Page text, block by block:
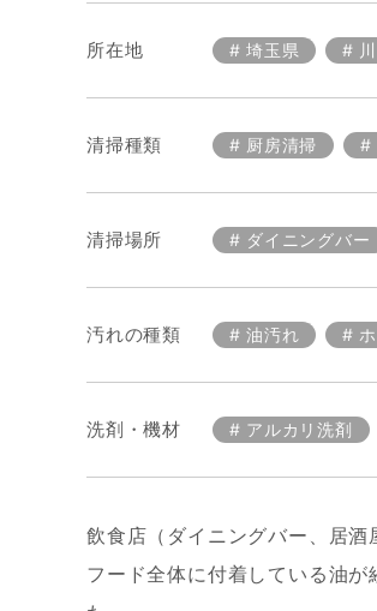
所在地 埼玉県
清掃種類 厨房清掃
清掃場所 ダイニングバー
汚れの種類 油汚れ
洗剤・機材 アルカリ洗剤
飲食店（ダイニングバー、居酒
フード全体に付着している油